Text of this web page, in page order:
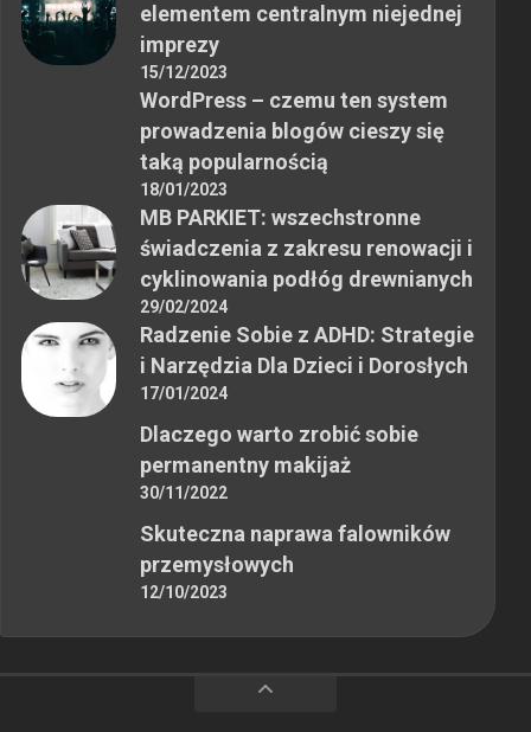
elementem centralnym niejednej
imprezy
15/12/2023
WordPress – czemu ten system
prowadzenia blogów cieszy się
taką popularnością
18/01/2023
MB PARKIET: wszechstronne
świadczenia z zakresu renowacji i
cyklinowania podłóg drewnianych
29/02/2024
Radzenie Sobie z ADHD: Strategie
i Narzędzia Dla Dzieci i Dorosłych
17/01/2024
Dlaczego warto zrobić sobie
permanentny makijaż
30/11/2022
Skuteczna naprawa falowników
przemysłowych
12/10/2023